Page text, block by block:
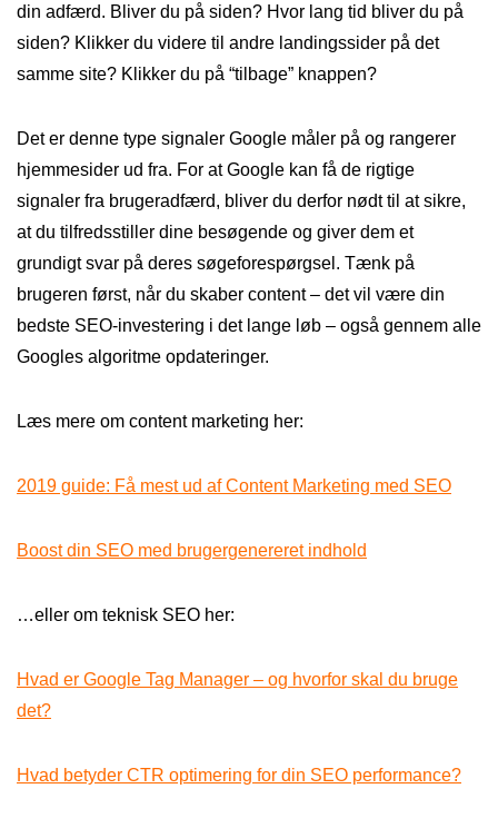
din adfærd. Bliver du på siden? Hvor lang tid bliver du på
siden? Klikker du videre til andre landingssider på det
samme site? Klikker du på “tilbage” knappen?
Det er denne type signaler Google måler på og rangerer
hjemmesider ud fra. For at Google kan få de rigtige
signaler fra brugeradfærd, bliver du derfor nødt til at sikre,
at du tilfredsstiller dine besøgende og giver dem et
grundigt svar på deres søgeforespørgsel. Tænk på
brugeren først, når du skaber content – det vil være din
bedste SEO-investering i det lange løb – også gennem alle
Googles algoritme opdateringer.
Læs mere om content marketing her:
2019 guide: Få mest ud af Content Marketing med SEO
Boost din SEO med brugergenereret indhold
…eller om teknisk SEO her:
Hvad er Google Tag Manager – og hvorfor skal du bruge
det?
Hvad betyder CTR optimering for din SEO performance?